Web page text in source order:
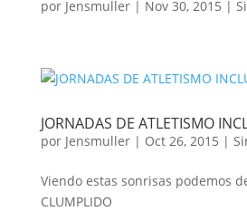
por Jensmuller| Nov 30, 2015 |
JORNADAS DE ATLETISMO
por Jensmuller| Oct 26, 2015 |
Viendo estas sonrisas podemos
CLUMPLIDO